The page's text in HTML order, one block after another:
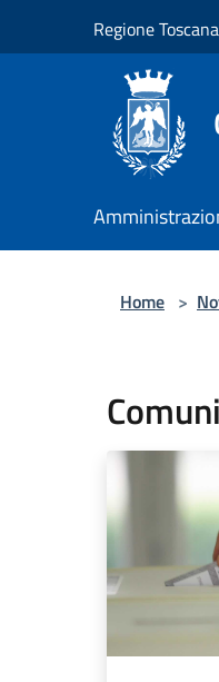
Regione Toscana
Home >